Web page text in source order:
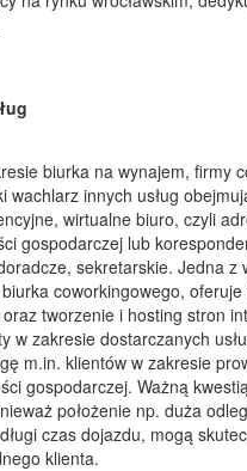
biurka na wynajem, firmy
wachlarz innych usług
wirtualne biuro, czyli
gospodarczej lub
sekretarskie. Jedna z
coworkingowego, oferuje
tworzenie i hosting stron
w zakresie dostarczanych
m.in. klientów w zakresie
gospodarczej. Ważną
położenie np. duża
czas dojazdu, mogą
klienta.